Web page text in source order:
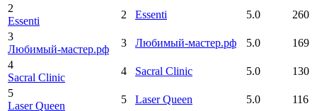
2
Essenti
2 Essenti 5.0
260
3
Любимый-мастер.рф
3 Любимый-мастер.рф 5.0
169
4
Sacral Clinic
4 Sacral Clinic 5.0
130
5
Laser Queen
5 Laser Queen 5.0
116